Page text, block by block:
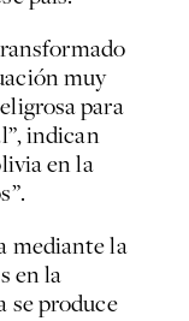
muy
para
indican
en la
mediante la
en la
se produce